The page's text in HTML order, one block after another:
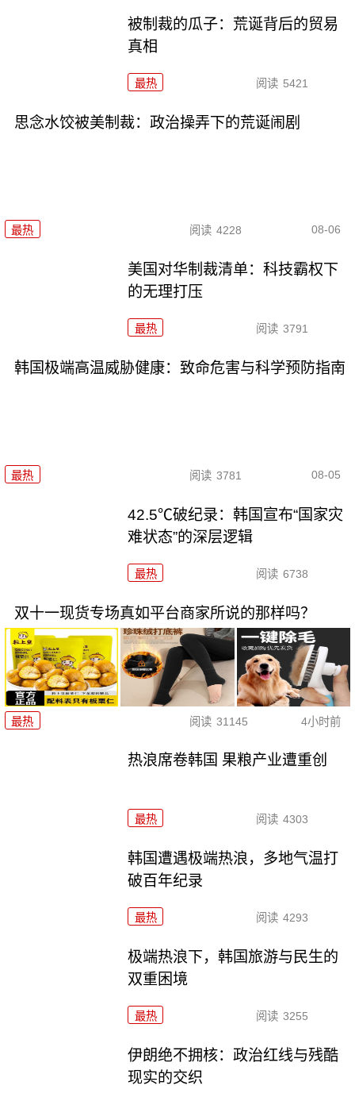
被制裁的瓜子：荒诞背后的贸易
真相
最热 阅读 5421
思念水饺被美制裁：政治操弄下的荒诞闹剧
最热 阅读 4228 08-06
美国对华制裁清单：科技霸权下
的无理打压
最热 阅读 3791
韩国极端高温威胁健康：致命危害与科学预防指南
最热 阅读 3781 08-05
42.5℃破纪录：韩国宣布“国家灾
难状态”的深层逻辑
最热 阅读 6738
双十一现货专场真如平台商家所说的那样吗？
最热 阅读 31145 4小时前
热浪席卷韩国 果粮产业遭重创
最热 阅读 4303
韩国遭遇极端热浪，多地气温打
破百年纪录
最热 阅读 4293
极端热浪下，韩国旅游与民生的
双重困境
最热 阅读 3255
伊朗绝不拥核：政治红线与残酷
现实的交织